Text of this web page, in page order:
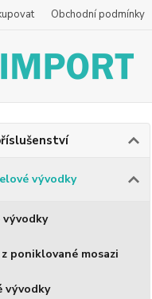
Obchodní podmínky
vývodky
vývodky
poniklované mosazi
vývodky